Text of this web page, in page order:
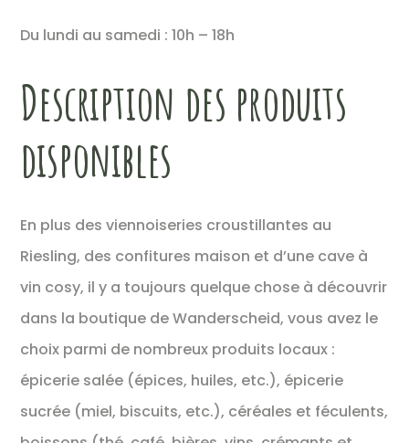
Du lundi au samedi : 10h – 18h
Description des produits
disponibles
En plus des viennoiseries croustillantes au
Riesling, des confitures maison et d’une cave à
vin cosy, il y a toujours quelque chose à découvrir
dans la boutique de Wanderscheid, vous avez le
choix parmi de nombreux produits locaux :
épicerie salée (épices, huiles, etc.), épicerie
sucrée (miel, biscuits, etc.), céréales et féculents,